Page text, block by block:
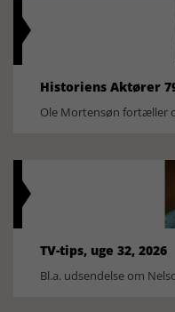
Historiens Aktører
Ole Mortensøn fortæller
TV-tips, uge 32, 2026
Bl.a. udsendelse om